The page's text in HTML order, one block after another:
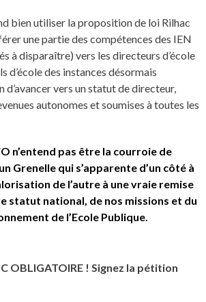
bien utiliser la proposition de loi Rilhac
une partie des compétences des IEN
à disparaître) vers les directeurs d’école
d’école des instances désormais
d’avancer vers un statut de directeur,
autonomes et soumises à toutes les
n’entend pas être la courroie de
Grenelle qui s’apparente d’un côté à
de l’autre à une vraie remise
statut national, de nos missions et du
de l’Ecole Publique.
OBLIGATOIRE ! Signez la pétition